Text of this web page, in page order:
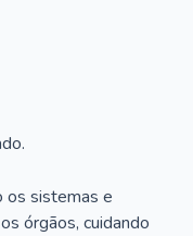
os sistemas e
órgãos, cuidando